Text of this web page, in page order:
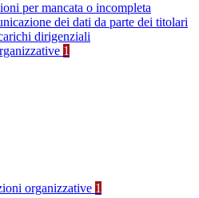
per mancata o incompleta
dei dati da parte dei titolari
dirigenziali
1
organizzative 1